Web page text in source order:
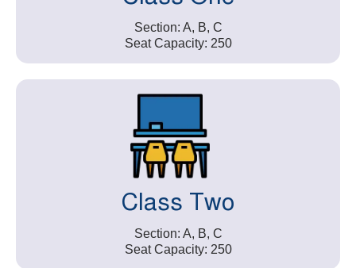
Section: A, B, C
Seat Capacity: 250
Class Two
Section: A, B, C
Seat Capacity: 250